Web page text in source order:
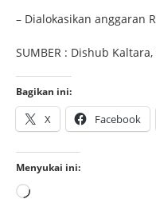
– Dialokasikan anggaran
SUMBER : Dishub Kaltara,
Bagikan ini:
X Facebook
Menyukai ini: